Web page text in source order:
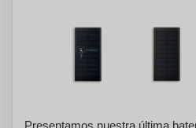
Presentamos nuestra última